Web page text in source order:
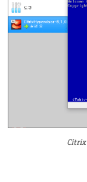
Citrix